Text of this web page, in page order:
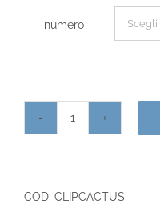
numero
Collection
COD: CLIPCACTUS